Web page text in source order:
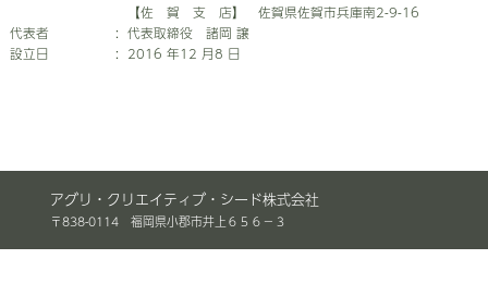
【佐 賀 支 店】 佐賀県佐賀市兵庫南2-9-16
代表者
: 代表取締役 諸岡 譲
設立日
: 2016 年12 月8 日
アグリ・クリエイティブ・シード株式会社
〒838-0114 福岡県小郡市井上６５６－３